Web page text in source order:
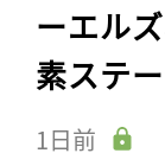
ーエル
素ステ
1日前